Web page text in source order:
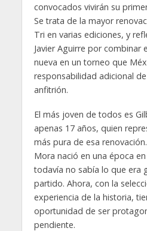
convocados vivirán su
Se trata de la mayor
Tri en varias ediciones, y
Javier Aguirre por combinar
nueva en un torneo que
responsabilidad adicional
anfitrión.
El más joven de todos es
apenas 17 años, quien
más pura de esa
Mora nació en una época
todavía no sabía lo que era
partido. Ahora, con la
experiencia de la historia,
oportunidad de ser
pendiente.